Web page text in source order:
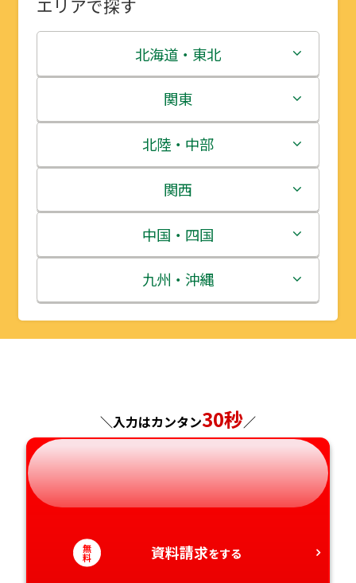
エリアで探す
北海道・東北
北海道
青森県
岩手県
宮城県
秋田県
山形県
関東
茨城県
栃木県
群馬県
埼玉県
千葉県
神奈川県
北陸・中部
新潟県
富山県
石川県
福井県
岐阜県
静岡県
愛知県
関西
三重県
滋賀県
京都府
奈良県
和歌山県
中国・四国
鳥取県
島根県
山口県
徳島県
香川県
九州・沖縄
福岡県
長崎県
熊本県
大分県
宮崎県
＼入力はカンタン30秒／
無
料 資料請求をする